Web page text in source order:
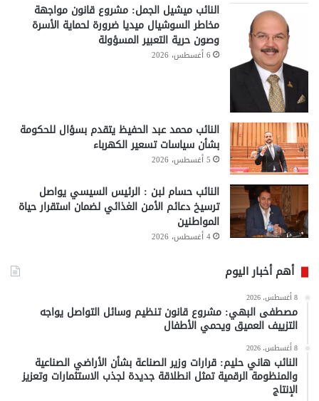
النائب ميشيل الجمل: مشروع قانون مواجهة
مخاطر السوشيال ميديا ضرورة لحماية الأسرة
وصون حرية التعبير المسؤولة
6 أغسطس، 2026
النائب محمد عبد الحفيظ يتقدم بسؤال للحكومة
بشأن سياسات تسعير الكهرباء
5 أغسطس، 2026
النائب حسام لبن : الرئيس السيسي يواصل
ترسيخ دعائم الأمن الغذائي لضمان استقرار حياة
المواطنين
4 أغسطس، 2026
أهم أخبار اليوم
8 أغسطس، 2026
مصطفى البهي: مشروع قانون تنظيم وسائل التواصل يواجه
التزييف العميق ويحمي الأطفال
8 أغسطس، 2026
النائب هاني حليم: قرارات وزير الصناعة بشأن الأراضي الصناعية
والمنظومة الرقمية تمثل انطلاقة جديدة لجذب الاستثمارات وتعزيز
الإنتاج